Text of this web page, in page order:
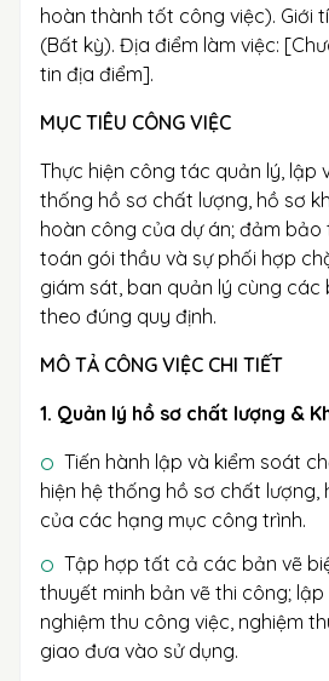
hoàn thành tốt công việc). Giới
(Bất kỳ). Địa điểm làm việc:
tin địa điểm].
MỤC TIÊU CÔNG VIỆC
Thực hiện công tác quản lý, lập
thống hồ sơ chất lượng, hồ sơ
hoàn công của dự án; đảm
toán gói thầu và sự phối hợp
giám sát, ban quản lý cùng các
theo đúng quy định.
MÔ TẢ CÔNG VIỆC CHI TIẾT
1. Quản lý hồ sơ chất lượng &
Tiến hành lập và kiểm soát
hiện hệ thống hồ sơ chất lượng,
của các hạng mục công trình.
Tập hợp tất cả các bản vẽ
thuyết minh bản vẽ thi công;
nghiệm thu công việc, nghiệm
giao đưa vào sử dụng.